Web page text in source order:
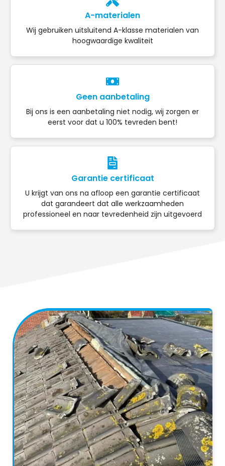
A-materialen
Wij gebruiken uitsluitend A-klasse materialen van
hoogwaardige kwaliteit
Geen aanbetaling
Bij ons is een aanbetaling niet nodig, wij zorgen er
eerst voor dat u 100% tevreden bent!
Garantie certificaat
U krijgt van ons na afloop een garantie certificaat
dat garandeert dat alle werkzaamheden
professioneel en naar tevredenheid zijn uitgevoerd